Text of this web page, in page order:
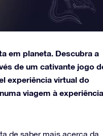
em planeta. Descubra a
de um cativante jogo
experiência virtual do
viagem à experiência
de saber mais acerca da